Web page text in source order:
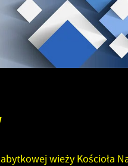
wieży Kościoła